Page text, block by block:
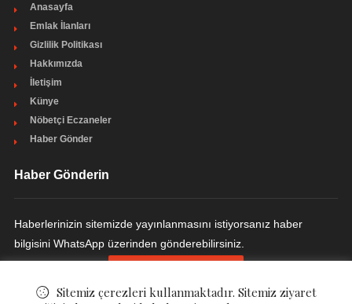
Anasayfa
Emlak İlanları
Gizlilik Politikası
Hakkımızda
İletişim
Künye
Nöbetçi Eczaneler
Haber Gönder
Haber Gönderin
Haberlerinizin sitemizde yayınlanmasını istiyorsanız haber
bilgisini WhatsApp üzerinden gönderebilirsiniz.
Sitemiz çerezleri kullanmaktadır. Sitemiz ziyaret